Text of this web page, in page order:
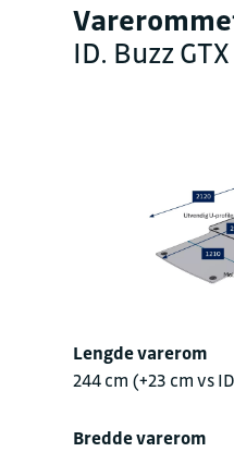
ID. Buzz
Lengde varerom
244 cm (+23 cm vs
Bredde varerom